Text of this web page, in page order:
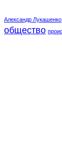
Александр Лукашенко
общество